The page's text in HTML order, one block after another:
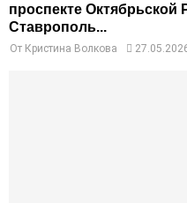
проспекте
Ставрополь...
От Кристина Волкова